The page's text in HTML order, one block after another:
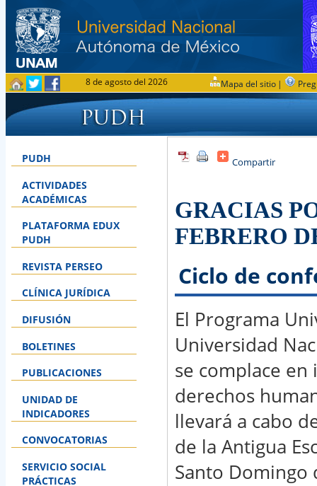
8 de agosto del 2026 Mapa del sitio |
Ubicación
PUDH
ACTIVIDADES
ACADÉMICAS
PLATAFORMA EDUX
PUDH
REVISTA PERSEO
CLÍNICA JURÍDICA
DIFUSIÓN
BOLETINES
PUBLICACIONES
UNIDAD DE
INDICADORES
CONVOCATORIAS
SERVICIO SOCIAL
PRÁCTICAS
Compartir
GRACIAS
FEBRERO
Ciclo de
El Programa
Universidad
se complace
derechos
llevará a cabo
de la Antigua
Santo Domingo